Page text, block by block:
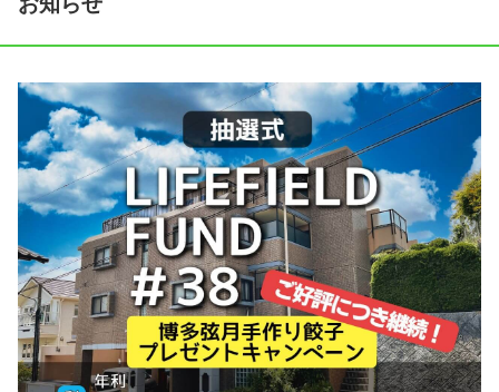
お問い合わせ
利用規約等
会員規約
プライバシーポリシー
情報セキュリティポリシー
ソーシャルメディアポリシー
反社会的勢力に対する基本方針